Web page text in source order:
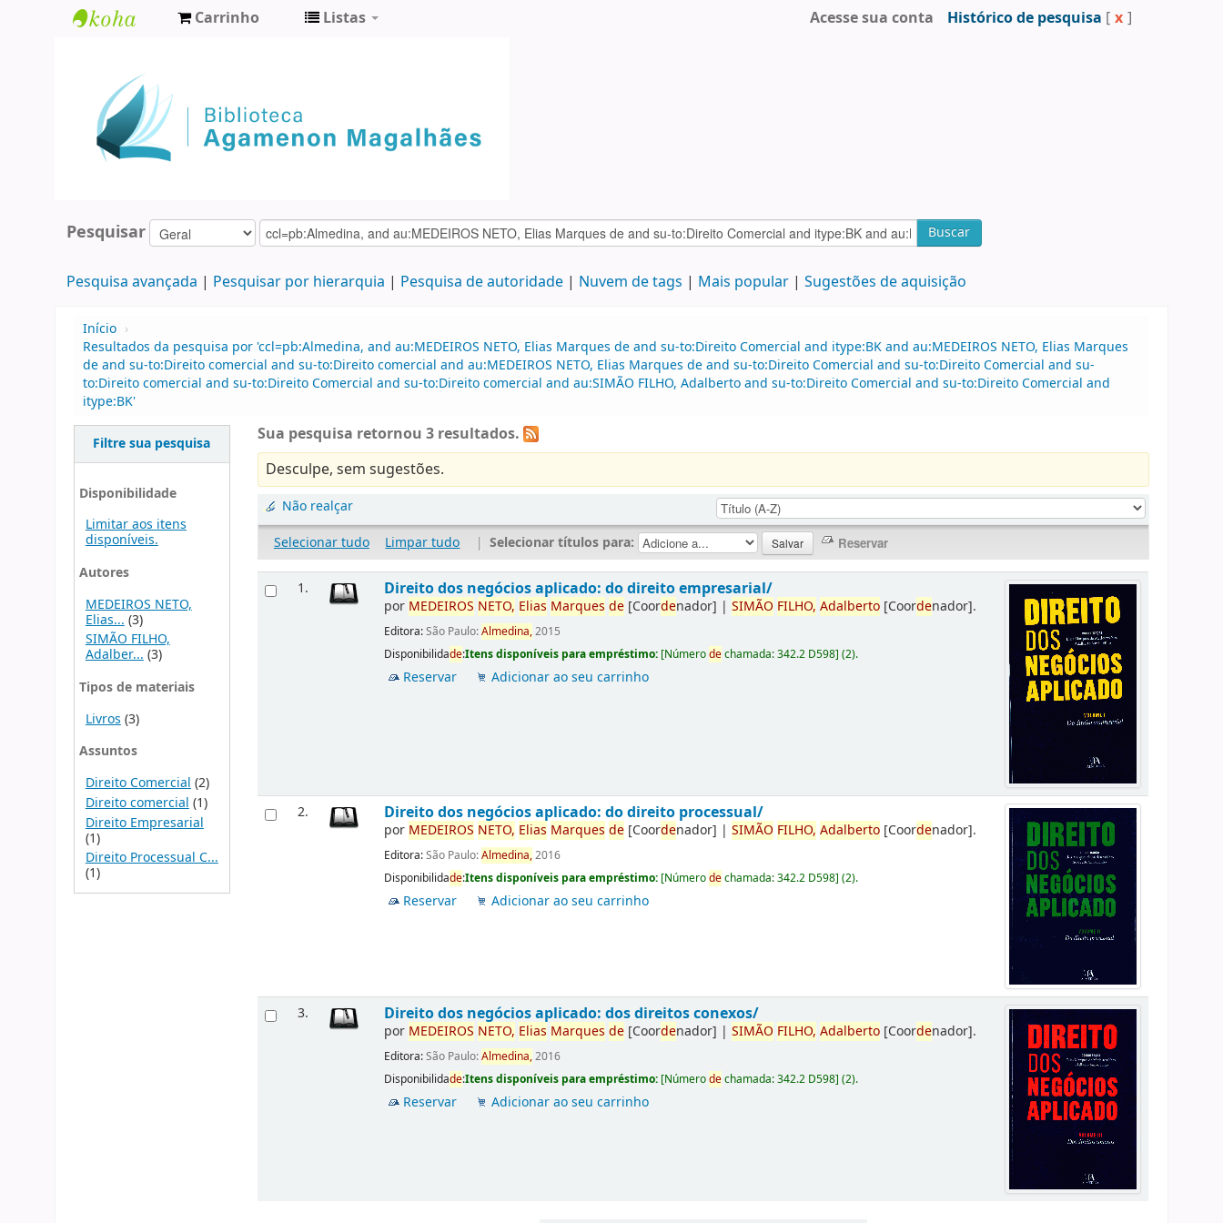
Agamenon
Magalhães
Carrinho Listas Acesse sua conta Histórico de pesquisa [ x ]
Pesquisar Buscar
Pesquisa avançada Pesquisar por hierarquia Pesquisa de autoridade Nuvem de tags Mais popular Sugestões de aquisição
Início ›
Resultados da pesquisa por 'ccl=pb:Almedina, and au:MEDEIROS NETO, Elias Marques de and su-to:Direito Comercial and itype:BK and au:MEDEIROS NETO, Elias Marques
de and su-to:Direito comercial and su-to:Direito comercial and au:MEDEIROS NETO, Elias Marques de and su-to:Direito Comercial and su-to:Direito Comercial and su-
to:Direito comercial and su-to:Direito Comercial and su-to:Direito comercial and au:SIMÃO FILHO, Adalberto and su-to:Direito Comercial and su-to:Direito Comercial and
itype:BK'
Filtre sua pesquisa
Disponibilidade
Limitar aos itens
disponíveis.
Autores
MEDEIROS NETO,
Elias... (3)
SIMÃO FILHO,
Adalber...(3)
Tipos de materiais
Livros (3)
Assuntos
Direito Comercial (2)
Direito comercial (1)
Direito Empresarial
(1)
Direito Processual C...
(1)
Sua pesquisa retornou 3 resultados.
Desculpe, sem sugestões.
Não realçar
Selecionar tudo
Limpar tudo | Selecionar títulos para:
1. Direito dos negócios aplicado: do direito empresarial/
por MEDEIROS NETO, Elias Marques de [Coordenador] |SIMÃO FILHO, Adalberto [Coordenador].
Editora:São Paulo:Almedina,2015
Disponibilidade:Itens disponíveis para empréstimo: [Númerodechamada:342.2 D598](2).
Reservar Adicionar ao seu carrinho
2. Direito dos negócios aplicado: do direito processual/
por MEDEIROS NETO, Elias Marques de [Coordenador] |SIMÃO FILHO, Adalberto [Coordenador].
Editora:São Paulo:Almedina,2016
Disponibilidade:Itens disponíveis para empréstimo: [Númerodechamada:342.2 D598](2).
Reservar Adicionar ao seu carrinho
3. Direito dos negócios aplicado: dos direitos conexos/
por MEDEIROS NETO, Elias Marques de [Coordenador] |SIMÃO FILHO, Adalberto [Coordenador].
Editora:São Paulo:Almedina,2016
Disponibilidade:Itens disponíveis para empréstimo: [Númerodechamada:342.2 D598](2).
Reservar Adicionar ao seu carrinho